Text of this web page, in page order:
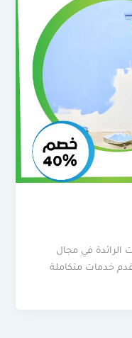
الرائدة في مجال
خدمات متكاملة